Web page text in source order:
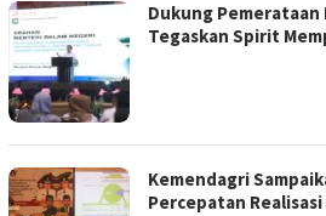
Dukung
Tegaskan Spirit
Kemendagri
Percepatan Realisasi